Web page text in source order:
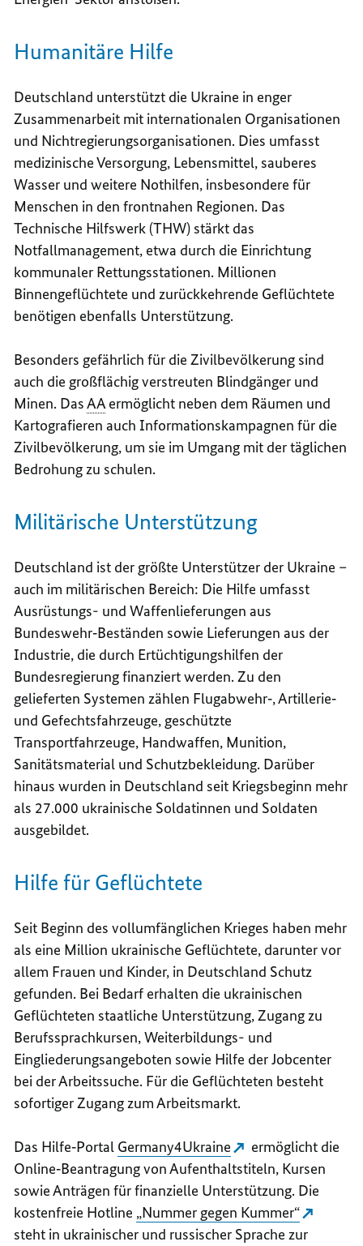
Humanitäre Hilfe
Deutschland unterstützt die Ukraine in enger
Zusammenarbeit mit internationalen Organisationen
und Nichtregierungsorganisationen. Dies umfasst
medizinische Versorgung, Lebensmittel, sauberes
Wasser und weitere Nothilfen, insbesondere für
Menschen in den frontnahen Regionen. Das
Technische Hilfswerk (THW) stärkt das
Notfallmanagement, etwa durch die Einrichtung
kommunaler Rettungsstationen. Millionen
Binnengeflüchtete und zurückkehrende Geflüchtete
benötigen ebenfalls Unterstützung.
Besonders gefährlich für die Zivilbevölkerung sind
auch die großflächig verstreuten Blindgänger und
Minen. DasAAermöglicht neben dem Räumen und
Kartografieren auch Informationskampagnen für die
Zivilbevölkerung, um sie im Umgang mit der täglichen
Bedrohung zu schulen.
Militärische Unterstützung
Deutschland ist der größte Unterstützer der Ukraine –
auch im militärischen Bereich: Die Hilfe umfasst
Ausrüstungs- und Waffenlieferungen aus
Bundeswehr‑Beständen sowie Lieferungen aus der
Industrie, die durch Ertüchtigungshilfen der
Bundesregierung finanziert werden. Zu den
gelieferten Systemen zählen Flugabwehr‑, Artillerie‑
und Gefechtsfahrzeuge, geschützte
Transportfahrzeuge, Handwaffen, Munition,
Sanitätsmaterial und Schutzbekleidung. Darüber
hinaus wurden in Deutschland seit Kriegsbeginn mehr
als 27.000 ukrainische Soldatinnen und Soldaten
ausgebildet.
Hilfe für Geflüchtete
Seit Beginn des vollumfänglichen Krieges haben mehr
als eine Million ukrainische Geflüchtete, darunter vor
allem Frauen und Kinder, in Deutschland Schutz
gefunden. Bei Bedarf erhalten die ukrainischen
Geflüchteten staatliche Unterstützung, Zugang zu
Berufssprachkursen, Weiterbildungs- und
Eingliederungsangeboten sowie Hilfe derJobcenter
bei der Arbeitssuche. Für die Geflüchteten besteht
sofortiger Zugang zum Arbeitsmarkt.
Das Hilfe‑Portal Germany4Ukraine
ermöglicht die
Online‑Beantragung von Aufenthaltstiteln, Kursen
sowie Anträgen für finanzielle Unterstützung. Die
kostenfreie Hotline „Nummer gegen Kummer“
steht in ukrainischer und russischer Sprache zur